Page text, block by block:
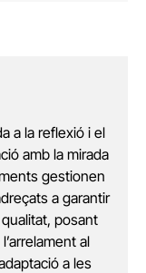
a la reflexió i el
amb la mirada
gestionen
a garantir
posant
al
a les